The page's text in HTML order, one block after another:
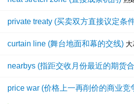
private treaty (买卖双方直接议定条
curtain line (舞台地面和幕的交线)
nearbys (指距交收月份最近的期货
price war (价格上一再削价的商业竞